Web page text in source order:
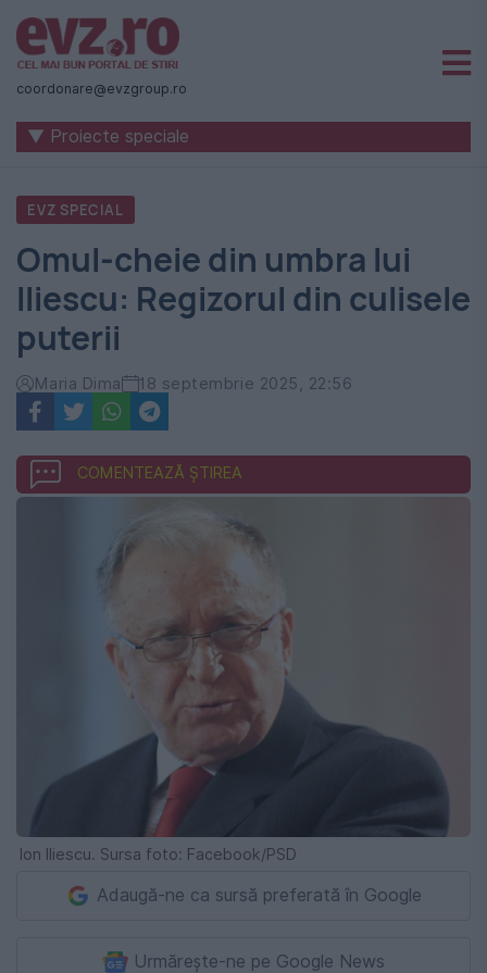
Știri
naționale
internaționale
România
-
Evenimentul
Zilei
coordonare@evzgroup.ro
▼ Proiecte speciale
EVZ SPECIAL
Omul-cheie din umbra lui
Iliescu: Regizorul din culisele
puterii
Maria Dima 18 septembrie 2025, 22:56
COMENTEAZĂ ȘTIREA
Ion Iliescu. Sursa foto: Facebook/PSD
Adaugă-ne ca sursă preferată în Google
Urmărește-ne pe Google News